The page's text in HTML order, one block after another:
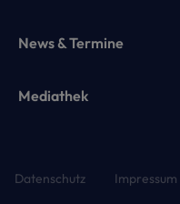
News & Termine
Mediathek
Datenschutz Impressum